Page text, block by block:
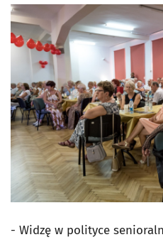
- Widzę w polityce